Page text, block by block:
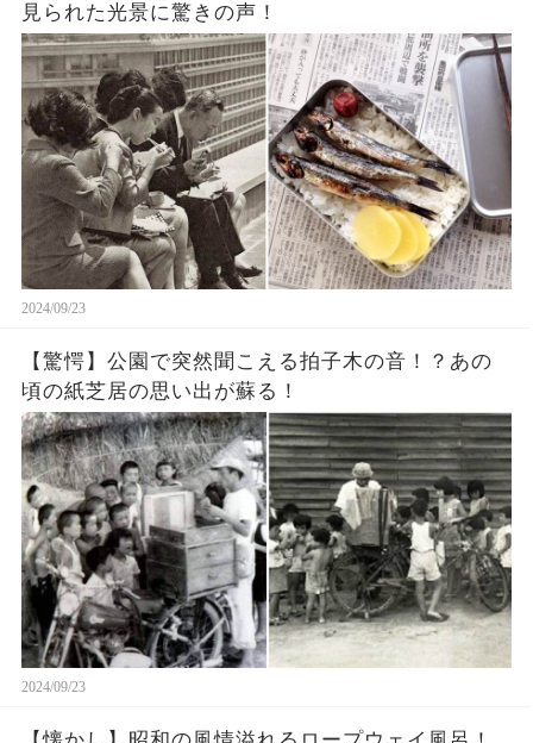
見られた光景に驚きの声！
2024/09/23
【驚愕】公園で突然聞こえる拍子木の音！？あの
頃の紙芝居の思い出が蘇る！
2024/09/23